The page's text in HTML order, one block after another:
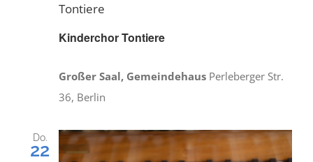
Kinderchor Tontiere
Tontiere
Großer Saal, Gemeindehaus Perleberger Str.
36, Berlin
Do.
22